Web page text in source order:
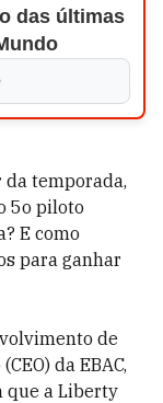
das últimas
temporada,
5o piloto
E como
para ganhar
de
da EBAC,
que a Liberty